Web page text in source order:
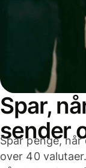
Spar,
sender
Spar penge,
over 40